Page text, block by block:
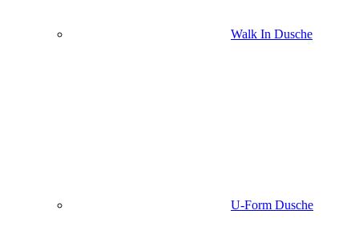
Walk In Dusche
U-Form Dusche